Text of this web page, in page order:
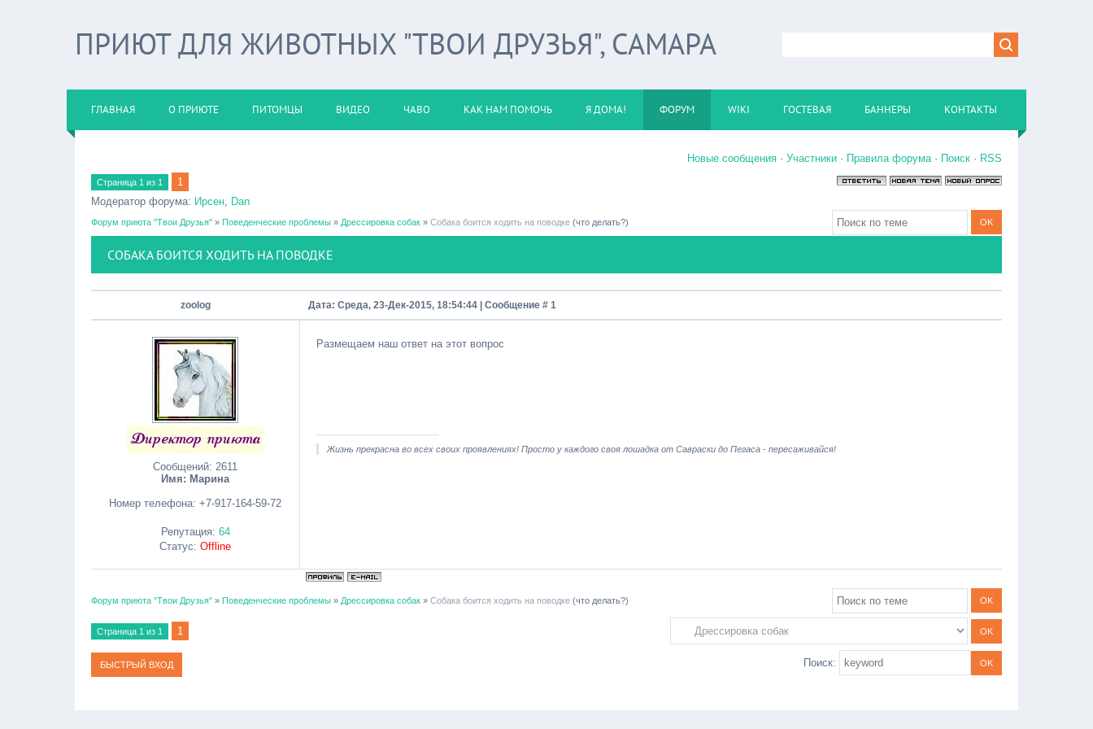
ПРИЮТ ДЛЯ ЖИВОТНЫХ "ТВОИ ДРУЗЬЯ", САМАРА
ГЛАВНАЯ О ПРИЮТЕ ПИТОМЦЫ ВИДЕО ЧАВО КАК НАМ ПОМОЧЬ Я ДОМА! ФОРУМ WIKI ГОСТЕВАЯ БАННЕРЫ КОНТАКТЫ
Новые сообщения · Участники · Правила форума· Поиск · RSS
Страница 1 из 1
1
Модератор форума: Ирсен, Dan
Форум приюта "Твои Друзья" » Поведенческие проблемы » Дрессировка собак » Собака боится ходить на поводке (что делать?)
СОБАКА БОИТСЯ ХОДИТЬ НА ПОВОДКЕ
zoolog Дата: Среда, 23-Дек-2015, 18:54:44 | Сообщение # 1
Сообщений: 2611
Имя: Марина
Номер телефона: +7-917-164-59-72
Репутация: 64
Статус: Offline
Размещаем наш ответ на этот вопрос
Жизнь прекрасна во всех своих проявлениях! Просто у каждого своя лошадка от Савраски до Пегаса - пересаживайся!
Форум приюта "Твои Друзья" » Поведенческие проблемы » Дрессировка собак » Собака боится ходить на поводке (что делать?)
Страница 1 из 1 1
Поиск: